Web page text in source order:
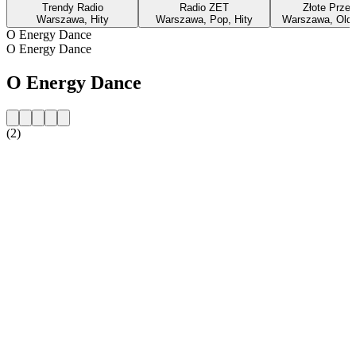
Trendy Radio
Warszawa, Hity
Radio ZET
Warszawa, Pop, Hity
Złote
Warszawa,
O Energy Dance
O Energy Dance
O Energy Dance
(2)